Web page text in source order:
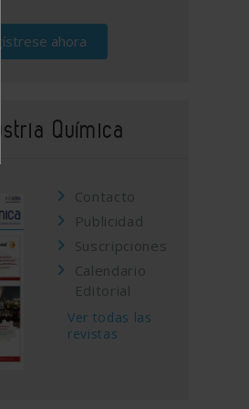
ahora
Química
Contacto
Publicidad
Suscripciones
Calendario
Editorial
Ver todas las
revistas